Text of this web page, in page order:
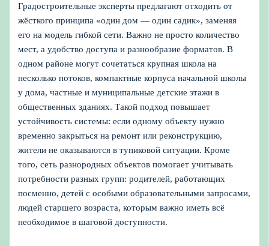
Градостроительные эксперты предлагают отходить от
жёсткого принципа «один дом — один садик», заменяя
его на модель гибкой сети. Важно не просто количество
мест, а удобство доступа и разнообразие форматов. В
одном районе могут сочетаться крупная школа на
несколько потоков, компактные корпуса начальной школы
у дома, частные и муниципальные детские этажи в
общественных зданиях. Такой подход повышает
устойчивость системы: если одному объекту нужно
временно закрыться на ремонт или реконструкцию,
жители не оказываются в тупиковой ситуации. Кроме
того, сеть разнородных объектов помогает учитывать
потребности разных групп: родителей, работающих
посменно, детей с особыми образовательными запросами,
людей старшего возраста, которым важно иметь всё
необходимое в шаговой доступности.